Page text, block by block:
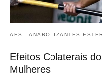
AES - ANABOLIZANTES
Efeitos Colaterais
Mulheres